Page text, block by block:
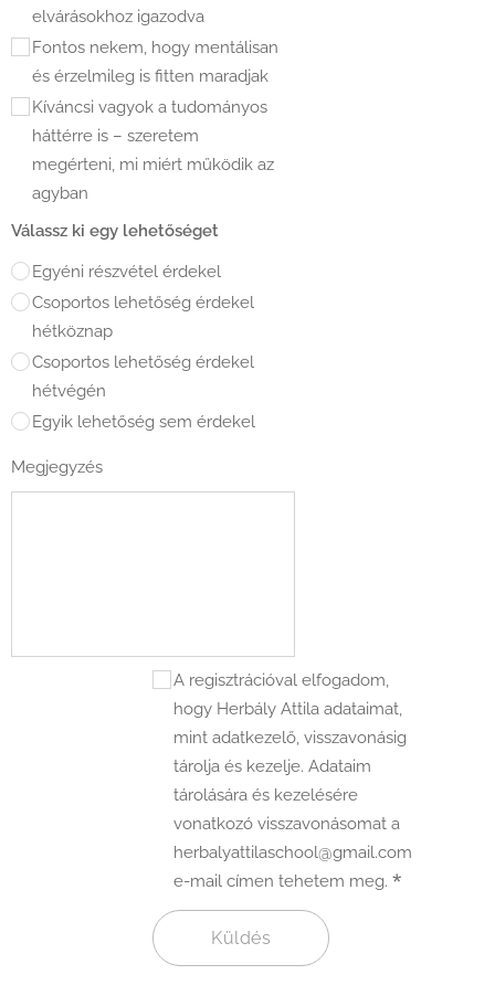
elvárásokhoz igazodva
Fontos nekem, hogy mentálisan
és érzelmileg is fitten maradjak
Kíváncsi vagyok a tudományos
háttérre is – szeretem
megérteni, mi miért működik az
agyban
Válassz ki egy lehetőséget
Egyéni részvétel érdekel
Csoportos lehetőség érdekel
hétköznap
Csoportos lehetőség érdekel
hétvégén
Egyik lehetőség sem érdekel
Megjegyzés
A regisztrációval elfogadom,
hogy Herbály Attila adataimat,
mint adatkezelő, visszavonásig
tárolja és kezelje. Adataim
tárolására és kezelésére
vonatkozó visszavonásomat a
herbalyattilaschool@gmail.com
e-mail címen tehetem meg.
Küldés